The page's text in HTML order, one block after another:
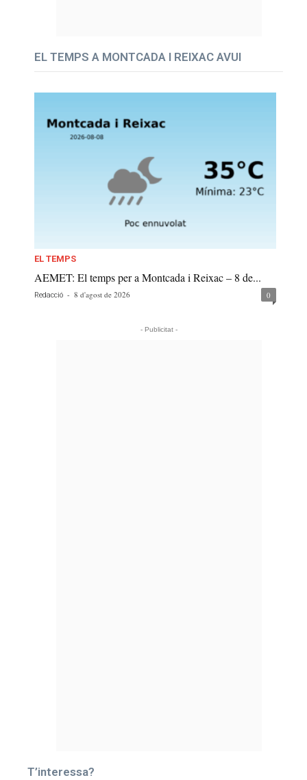
EL TEMPS A MONTCADA I REIXAC AVUI
EL TEMPS
AEMET: El temps per a Montcada i Reixac – 8 de...
Redacció - 8 d'agost de 2026 0
- Publicitat -
T’interessa?